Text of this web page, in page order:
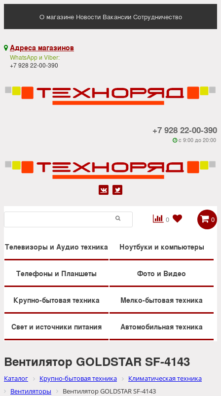
О магазине Новости Вакансии Сотрудничество
 Адреса магазинов
WhatsApp и Viber:
+7 928 22-00-390
+7 928 22-00-390
 c 9:00 до 20:00
 
0

 0
Телевизоры и Аудио техника Ноутбуки и компьютеры
Телефоны и Планшеты Фото и Видео
Крупно-бытовая техника Мелко-бытовая техника
Свет и источники питания Автомобильная техника
Вентилятор GOLDSTAR SF-4143
Каталог Крупно-бытовая техника
Климатическая техника
Вентиляторы
Вентилятор GOLDSTAR SF-4143